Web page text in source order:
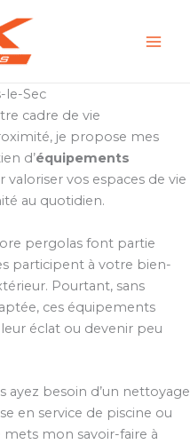
le-Sec
cadre de vie
je propose mes
d’équipements
valoriser vos espaces de vie
au quotidien.
pergolas font partie
participent à votre bien-
Pourtant, sans
ces équipements
éclat ou devenir peu
ayez besoin d’un nettoyage
en service de piscine ou
mets mon savoir-faire à